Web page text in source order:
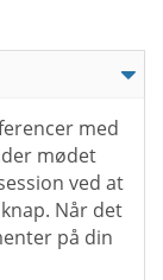
med
mødet
ved at
Når det
på din